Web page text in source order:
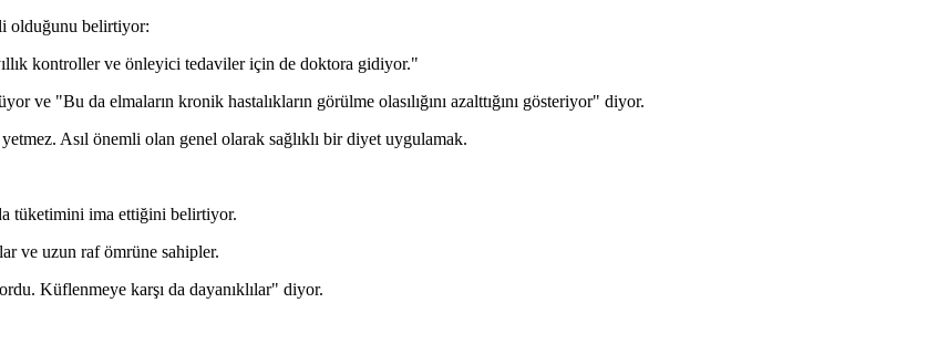
olduğunu belirtiyor:
kontroller ve önleyici tedaviler için de doktora gidiyor."
"Bu da elmaların kronik hastalıkların görülme olasılığını azalttığını gösteriyor" diyor.
Asıl önemli olan genel olarak sağlıklı bir diyet uygulamak.
tüketimini ima ettiğini belirtiyor.
ve uzun raf ömrüne sahipler.
Küflenmeye karşı da dayanıklılar" diyor.